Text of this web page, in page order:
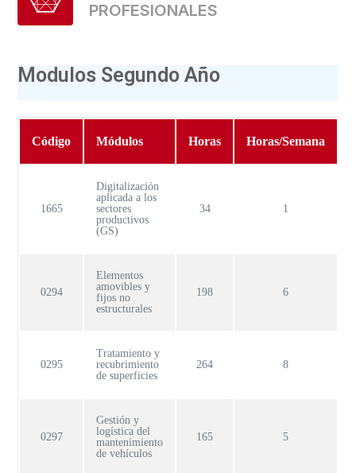
PROFESIONALES
Modulos Segundo Año
Código Módulos Horas Horas/Semana
1665
Digitalización
aplicada a los
sectores
productivos
(GS)
34 1
0294
Elementos
amovibles y
fijos no
estructurales
198 6
0295
Tratamiento y
recubrimiento
de superficies
264 8
0297
Gestión y
logística del
mantenimiento
de vehículos
165 5